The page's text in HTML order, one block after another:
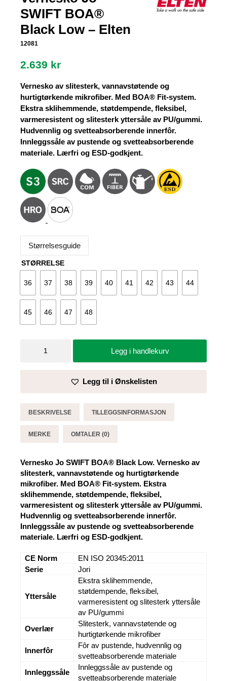
SWIFT BOA®
Black Low – Elten
12081
2.639 kr
Vernesko av slitesterk, vannavstøtende og
hurtigtørkende mikrofiber. Med BOA® Fit-system.
Ekstra sklihemmende, støtdempende, fleksibel,
varmeresistent og slitesterk yttersåle av PU/gummi.
Hudvennlig og svetteabsorberende innerfôr.
Innleggssåle av pustende og svetteabsorberende
materiale. Lærfri og ESD-godkjent.
Størrelsesguide
STØRRELSE
36 37 38 39 40 41 42 43 44
45 46 47 48
antall
Legg i handlekurv
Legg til i Ønskelisten
BESKRIVELSE TILLEGGSINFORMASJON
MERKE OMTALER (0)
Vernesko Jo SWIFT BOA® Black Low. Vernesko av
slitesterk, vannavstøtende og hurtigtørkende
mikrofiber. Med BOA® Fit-system. Ekstra
sklihemmende, støtdempende, fleksibel,
varmeresistent og slitesterk yttersåle av PU/gummi.
Hudvennlig og svetteabsorberende innerfôr.
Innleggssåle av pustende og svetteabsorberende
materiale. Lærfri og ESD-godkjent.
CE Norm
EN ISO 20345:2011
Serie
Jori
Yttersåle
Ekstra sklihemmende,
støtdempende, fleksibel,
varmeresistent og slitesterk yttersåle
av PU/gummi
Overlær
Slitesterk, vannavstøtende og
hurtigtørkende mikrofiber
Innerfôr
Fôr av pustende, hudvennlig og
svetteabsorberende materiale
Innleggssåle
Innleggssåle av pustende og
svetteabsorberende materiale